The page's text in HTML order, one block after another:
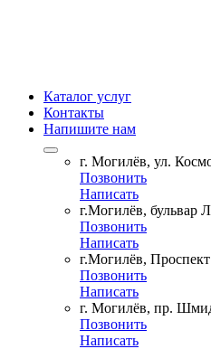
Каталог услуг
Контакты
Напишите нам
г. Могилёв, ул.
Позвонить
Написать
г.Могилёв, бульвар
Позвонить
Написать
г.Могилёв,
Позвонить
Написать
г. Могилёв, пр.
Позвонить
Написать